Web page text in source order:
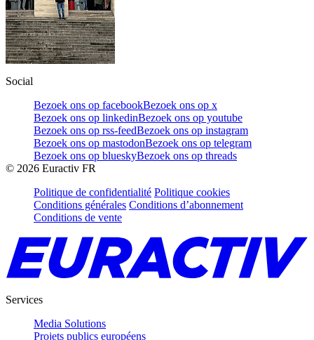
Social
Bezoek ons op facebookBezoek ons op x
Bezoek ons op linkedinBezoek ons op youtube
Bezoek ons op rss-feedBezoek ons op instagram
Bezoek ons op mastodonBezoek ons op telegram
Bezoek ons op blueskyBezoek ons op threads
© 2026 Euractiv FR
Politique de confidentialité Politique cookies
Conditions générales Conditions d’abonnement
Conditions de vente
Services
Media Solutions
Projets publics européens